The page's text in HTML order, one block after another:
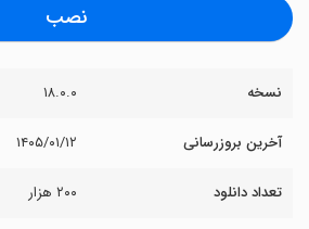
نصب
نسخه ۱۸.۰.۰
آخرین بروزرسانی ۱۴۰۵/۰۱/۱۲
تعداد دانلود ۲۰۰ هزار